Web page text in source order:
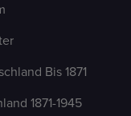
Bis 1871
1871-1945